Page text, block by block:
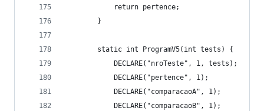
            return pertence;
        }
        static int ProgramV5(int tests) {
            DECLARE("nroTeste", 1, tests);
            DECLARE("pertence", 1);
            DECLARE("comparacaoA", 1);
            DECLARE("comparacaoB", 1);